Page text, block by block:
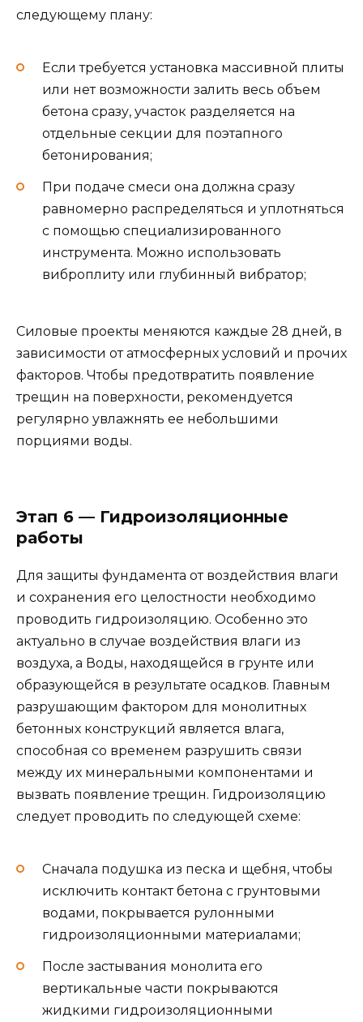
следующему плану:
Если требуется установка массивной плиты
или нет возможности залить весь объем
бетона сразу, участок разделяется на
отдельные секции для поэтапного
бетонирования;
При подаче смеси она должна сразу
равномерно распределяться и уплотняться
с помощью специализированного
инструмента. Можно использовать
виброплиту или глубинный вибратор;
Силовые проекты меняются каждые 28 дней, в
зависимости от атмосферных условий и прочих
факторов. Чтобы предотвратить появление
трещин на поверхности, рекомендуется
регулярно увлажнять ее небольшими
порциями воды.
Этап 6 — Гидроизоляционные
работы
Для защиты фундамента от воздействия влаги
и сохранения его целостности необходимо
проводить гидроизоляцию. Особенно это
актуально в случае воздействия влаги из
воздуха, а Воды, находящейся в грунте или
образующейся в результате осадков. Главным
разрушающим фактором для монолитных
бетонных конструкций является влага,
способная со временем разрушить связи
между их минеральными компонентами и
вызвать появление трещин. Гидроизоляцию
следует проводить по следующей схеме:
Сначала подушка из песка и щебня, чтобы
исключить контакт бетона с грунтовыми
водами, покрывается рулонными
гидроизоляционными материалами;
После застывания монолита его
вертикальные части покрываются
жидкими гидроизоляционными